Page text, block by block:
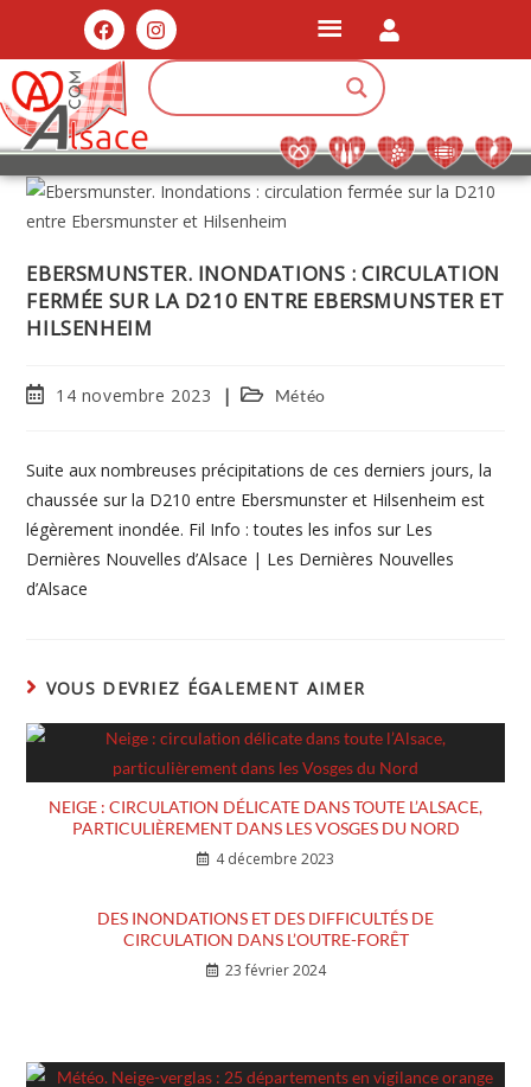
EBERSMUNSTER. INONDATIONS : CIRCULATION
FERMÉE SUR LA D210 ENTRE EBERSMUNSTER ET
HILSENHEIM
14 novembre 2023 Météo
Suite aux nombreuses précipitations de ces derniers jours, la
chaussée sur la D210 entre Ebersmunster et Hilsenheim est
légèrement inondée. Fil Info : toutes les infos sur Les
Dernières Nouvelles d’Alsace | Les Dernières Nouvelles
d’Alsace
VOUS DEVRIEZ ÉGALEMENT AIMER
NEIGE : CIRCULATION DÉLICATE DANS TOUTE L’ALSACE,
PARTICULIÈREMENT DANS LES VOSGES DU NORD
4 décembre 2023
DES INONDATIONS ET DES DIFFICULTÉS DE
CIRCULATION DANS L’OUTRE-FORÊT
23 février 2024